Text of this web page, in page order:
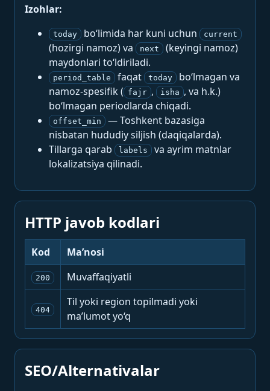
Izohlar:
today bo‘limida har kuni uchun current
(hozirgi namoz) va next
(keyingi namoz)
maydonlari to‘ldiriladi.
period_table faqat today
bo‘lmagan va
namoz-spesifik ( fajr , isha , va h.k.)
bo‘lmagan periodlarda chiqadi.
offset_min
— Toshkent bazasiga
nisbatan hududiy siljish (daqiqalarda).
Tillarga qarab
labels
va ayrim matnlar
lokalizatsiya qilinadi.
HTTP javob kodlari
Kod Ma’nosi
200 Muvaffaqiyatli
404
Til yoki region topilmadi yoki
ma’lumot yo‘q
SEO/Alternativalar